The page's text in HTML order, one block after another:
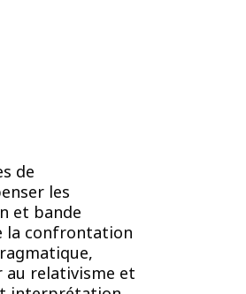
de
les
et bande
la confrontation
au relativisme et